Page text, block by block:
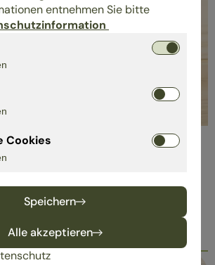
regionale Vereine, wie zum Beispiel
Anbau exotischer Pflanzen.
Kräutergarten
entnehmen Sie bitte
Cookies
Speichern
Alle akzeptieren